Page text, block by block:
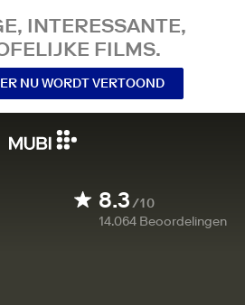
INTERESSANTE,
FILMS.
NU WORDT VERTOOND
8.3/10
14.064 Beoordelingen